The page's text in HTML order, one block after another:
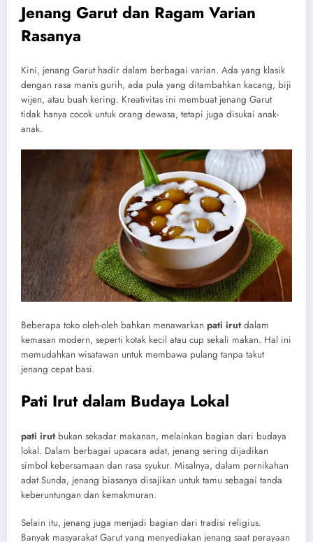
Jenang Garut dan Ragam Varian
Rasanya
Kini, jenang Garut hadir dalam berbagai varian. Ada yang klasik
dengan rasa manis gurih, ada pula yang ditambahkan kacang, biji
wijen, atau buah kering. Kreativitas ini membuat jenang Garut
tidak hanya cocok untuk orang dewasa, tetapi juga disukai anak-
anak.
Beberapa toko oleh-oleh bahkan menawarkan pati irutdalam
kemasan modern, seperti kotak kecil atau cup sekali makan. Hal ini
memudahkan wisatawan untuk membawa pulang tanpa takut
jenang cepat basi.
Pati Irut dalam Budaya Lokal
pati irutbukan sekadar makanan, melainkan bagian dari budaya
lokal. Dalam berbagai upacara adat, jenang sering dijadikan
simbol kebersamaan dan rasa syukur. Misalnya, dalam pernikahan
adat Sunda, jenang biasanya disajikan untuk tamu sebagai tanda
keberuntungan dan kemakmuran.
Selain itu, jenang juga menjadi bagian dari tradisi religius.
Banyak masyarakat Garut yang menyediakan jenang saat perayaan